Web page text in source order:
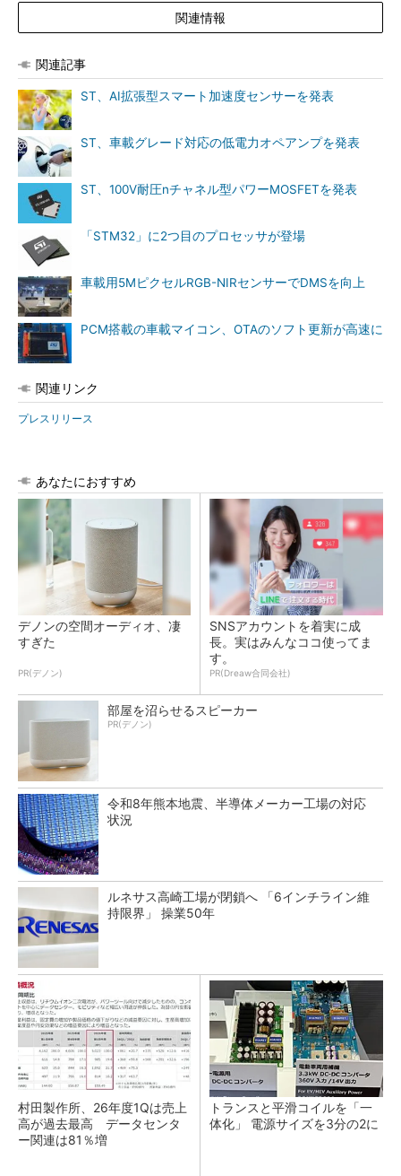
関連情報
関連記事
ST、AI拡張型スマート加速度センサーを発表
ST、車載グレード対応の低電力オペアンプを発表
ST、100V耐圧nチャネル型パワーMOSFETを発表
「STM32」に2つ目のプロセッサが登場
車載用5MピクセルRGB-NIRセンサーでDMSを向上
PCM搭載の車載マイコン、OTAのソフト更新が高速に
関連リンク
プレスリリース
あなたにおすすめ
デノンの空間オーディオ、凄
すぎた
PR(デノン)
SNSアカウントを着実に成
長。実はみんなココ使ってま
す。
PR(Dreaw合同会社)
部屋を沼らせるスピーカー
PR(デノン)
令和8年熊本地震、半導体メーカー工場の対応
状況
ルネサス高崎工場が閉鎖へ 「6インチライン維
持限界」 操業50年
村田製作所、26年度1Qは売上
高が過去最高 データセンタ
ー関連は81％増
トランスと平滑コイルを「一
体化」 電源サイズを3分の2に